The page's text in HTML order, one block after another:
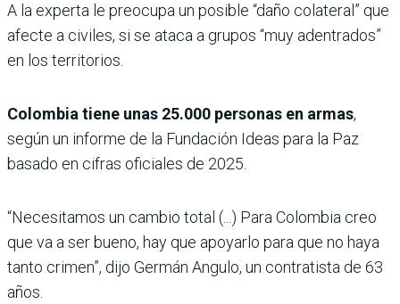
A la experta le preocupa un posible “daño colateral” que
afecte a civiles, si se ataca a grupos “muy adentrados”
en los territorios.
Colombia tiene unas 25.000 personas en armas,
según un informe de la Fundación Ideas para la Paz
basado en cifras oficiales de 2025.
“Necesitamos un cambio total (...) Para Colombia creo
que va a ser bueno, hay que apoyarlo para que no haya
tanto crimen”, dijo Germán Angulo, un contratista de 63
años.